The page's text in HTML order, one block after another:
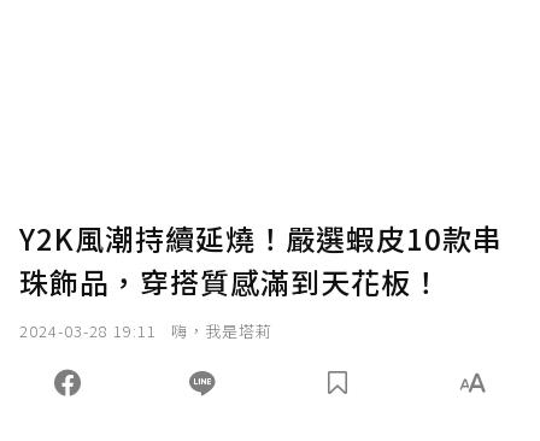
Y2K風潮持續延燒！嚴選蝦皮10款串
珠飾品，穿搭質感滿到天花板！
2024-03-28 19:11 嗨，我是塔莉